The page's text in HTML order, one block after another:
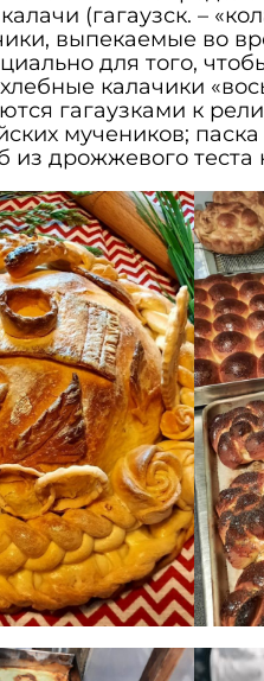
(гагаузск. –
выпекаемые во
для того,
калачики
гагаузками к
мучеников;
из дрожжевого теста